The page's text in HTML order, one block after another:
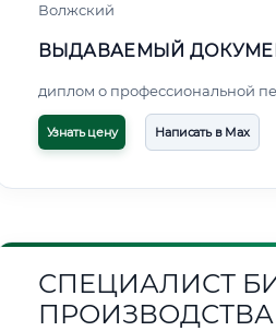
Волжский
ВЫДАВАЕМЫЙ
диплом о профессиональной
Узнать цену Написать в Max
СПЕЦИАЛИСТ
ПРОИЗВОДСТВА